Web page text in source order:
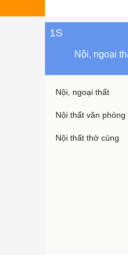
1S
Nội, ngoại
Nội, ngoại thất
Nội thất văn phòng
Nội thất thờ cúng